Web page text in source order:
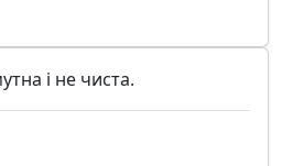
і не чиста.